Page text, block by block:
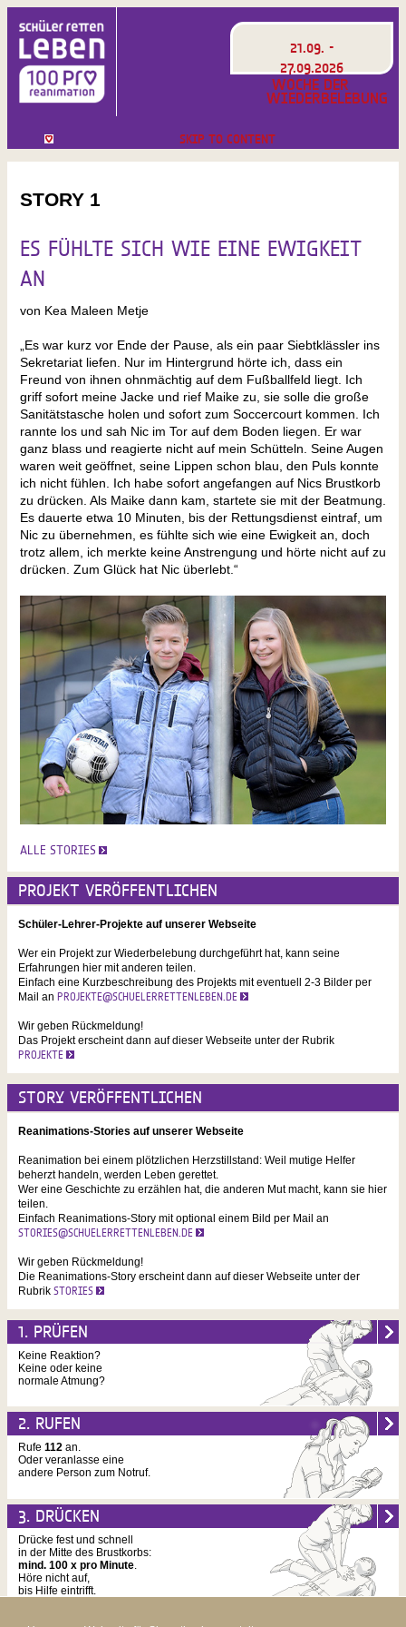
21.09. -
27.09.2026
WOCHE DER
WIEDERBELEBUNG
SKIP TO CONTENT
STORY 1
ES FÜHLTE SICH WIE EINE EWIGKEIT
AN
von Kea Maleen Metje
„Es war kurz vor Ende der Pause, als ein paar Siebtklässler ins
Sekretariat liefen. Nur im Hintergrund hörte ich, dass ein
Freund von ihnen ohnmächtig auf dem Fußballfeld liegt. Ich
griff sofort meine Jacke und rief Maike zu, sie solle die große
Sanitätstasche holen und sofort zum Soccercourt kommen. Ich
rannte los und sah Nic im Tor auf dem Boden liegen. Er war
ganz blass und reagierte nicht auf mein Schütteln. Seine Augen
waren weit geöffnet, seine Lippen schon blau, den Puls konnte
ich nicht fühlen. Ich habe sofort angefangen auf Nics Brustkorb
zu drücken. Als Maike dann kam, startete sie mit der Beatmung.
Es dauerte etwa 10 Minuten, bis der Rettungsdienst eintraf, um
Nic zu übernehmen, es fühlte sich wie eine Ewigkeit an, doch
trotz allem, ich merkte keine Anstrengung und hörte nicht auf zu
drücken. Zum Glück hat Nic überlebt.“
ALLE STORIES
PROJEKT VERÖFFENTLICHEN
Schüler-Lehrer-Projekte auf unserer Webseite
Wer ein Projekt zur Wiederbelebung durchgeführt hat, kann seine
Erfahrungen hier mit anderen teilen.
Einfach eine Kurzbeschreibung des Projekts mit eventuell 2-3 Bilder per
Mail an PROJEKTE@SCHUELERRETTENLEBEN.DE
Wir geben Rückmeldung!
Das Projekt erscheint dann auf dieser Webseite unter der Rubrik
PROJEKTE
STORY VERÖFFENTLICHEN
Reanimations-Stories auf unserer Webseite
Reanimation bei einem plötzlichen Herzstillstand: Weil mutige Helfer
beherzt handeln, werden Leben gerettet.
Wer eine Geschichte zu erzählen hat, die anderen Mut macht, kann sie hier
teilen.
Einfach Reanimations-Story mit optional einem Bild per Mail an
STORIES@SCHUELERRETTENLEBEN.DE
Wir geben Rückmeldung!
Die Reanimations-Story erscheint dann auf dieser Webseite unter der
Rubrik STORIES
Keine Reaktion?
Keine oder keine
normale Atmung?
1. PRÜFEN
Rufe 112 an.
Oder veranlasse eine
andere Person zum Notruf.
2. RUFEN
Drücke fest und schnell
in der Mitte des Brustkorbs:
mind. 100 x pro Minute.
Höre nicht auf,
bis Hilfe eintrifft.
3. DRÜCKEN